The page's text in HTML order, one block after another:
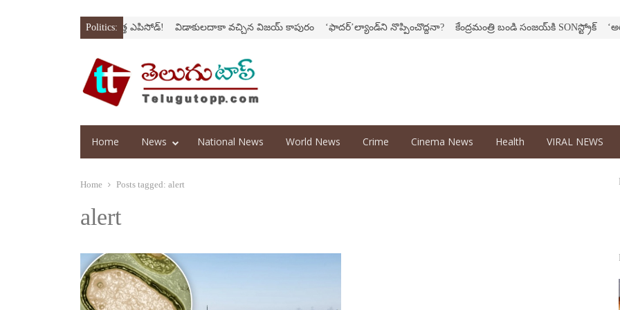
Politics:
‘అర‌వ’ సిరీస్‌లో కొత్త ఎపిసోడ్‌! విడాకులదాకా వచ్చిన విజయ్‌ కాపురం ‘ఫాదర్‌’ల్యాండ్‌ని నొప్పించొద్దనా? కేంద్ర‌మంత్రి బండి సంజ‌య్‌కి SONస్ట్రోక్‌ ‘అర‌వ’
Home News National News World News Crime Cinema News Health VIRAL NEWS
Home Posts tagged: alert
alert